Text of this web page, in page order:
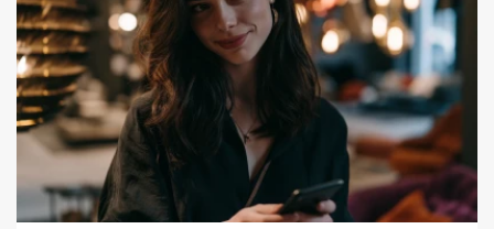
ENTRETENIMIENTO